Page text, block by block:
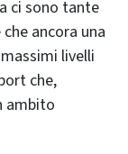
ci sono tante
ancora una
livelli
che,
ambito